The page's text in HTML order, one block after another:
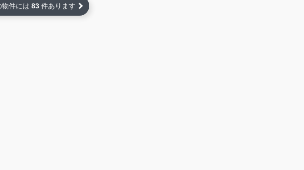
物件には 83 件あります